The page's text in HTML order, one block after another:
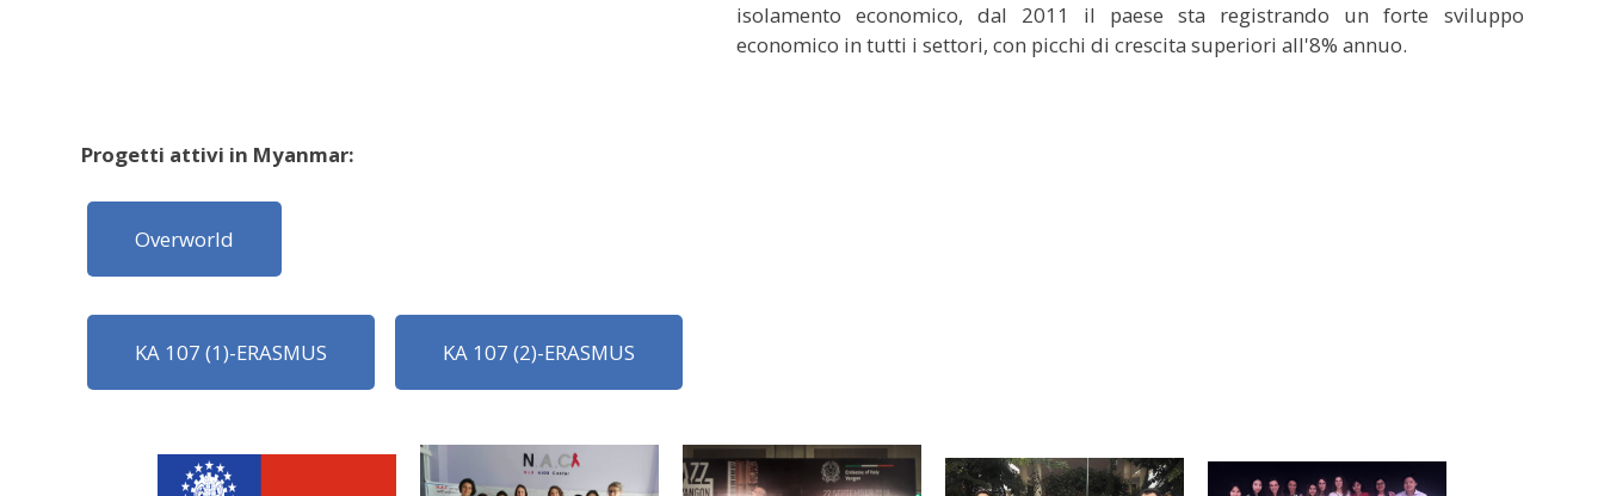
isolamento economico, dal 2011 il paese sta registrando un forte sviluppo
economico in tutti i settori, con picchi di crescita superiori all'8% annuo.
Progetti attivi in Myanmar:
Overworld
KA 107 (1)-ERASMUS KA 107 (2)-ERASMUS